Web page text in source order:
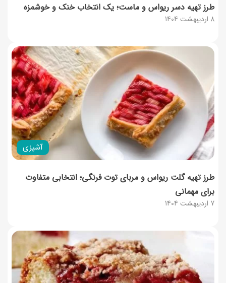
8 اردیبهشت 1404
طرز تهیه دسر ریواس و ماست؛ یک انتخاب خنک و خوشمزه
آشپزی
7 اردیبهشت 1404
طرز تهیه گلت ریواس و مربای توت‌ فرنگی؛ انتخابی متفاوت
برای مهمانی